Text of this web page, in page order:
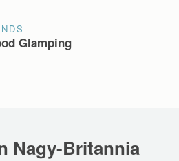
Glamping
Nagy-Britannia